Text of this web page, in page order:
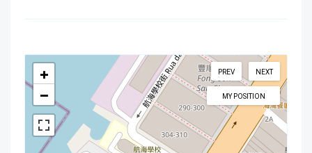
NEXT
PREV
MY POSITION
+
−